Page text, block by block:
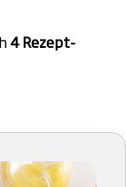
4 Rezept-